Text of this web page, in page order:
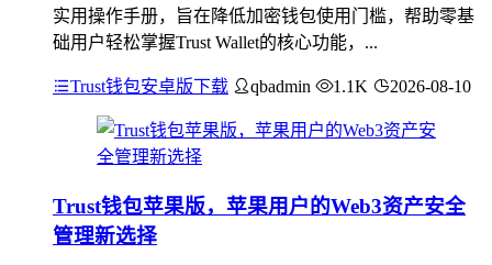
实用操作手册，旨在降低加密钱包使用门槛，帮助零基
础用户轻松掌握Trust Wallet的核心功能，...
Trust钱包安卓版下载 qbadmin 1.1K 2026-08-10
Trust钱包苹果版，苹果用户的Web3资产安全
管理新选择